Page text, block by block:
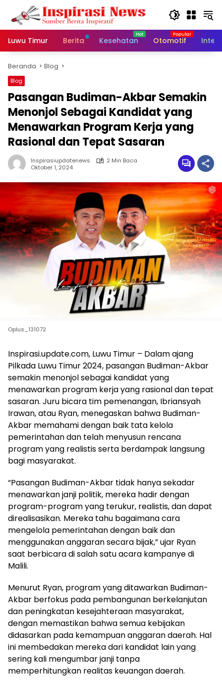
Langsung
konten
Luwu Timur
Berita Kesehatan Otomotif
Beranda Blog
Blog
Pasangan Budiman-Akbar Semakin
Menonjol Sebagai Kandidat yang
Menawarkan Program Kerja yang
Rasional dan Tepat Sasaran
Inspirasiupdatenews
2 Min Baca
Oktober 1, 2024
Oplus_131072
Inspirasi.update.com, Luwu Timur – Dalam ajang
Pilkada Luwu Timur 2024, pasangan Budiman-Akbar
semakin menonjol sebagai kandidat yang
menawarkan program kerja yang rasional dan tepat
sasaran. Juru bicara tim pemenangan, Ibriansyah
Irawan, atau Ryan, menegaskan bahwa Budiman-
Akbar memahami dengan baik tata kelola
pemerintahan dan telah menyusun rencana
program yang realistis serta berdampak langsung
bagi masyarakat.
“Pasangan Budiman-Akbar tidak hanya sekadar
menawarkan janji politik, mereka hadir dengan
program-program yang terukur, realistis, dan dapat
direalisasikan. Mereka tahu bagaimana cara
mengelola pemerintahan dengan baik dan
menggunakan anggaran secara bijak,” ujar Ryan
saat berbicara di salah satu acara kampanye di
Malili.
Menurut Ryan, program yang ditawarkan Budiman-
Akbar berfokus pada pembangunan berkelanjutan
dan peningkatan kesejahteraan masyarakat,
dengan memastikan bahwa semua kebijakan
didasarkan pada kemampuan anggaran daerah. Hal
ini membedakan mereka dari kandidat lain yang
sering kali mengumbar janji tanpa
memperhitungkan realitas keuangan daerah.